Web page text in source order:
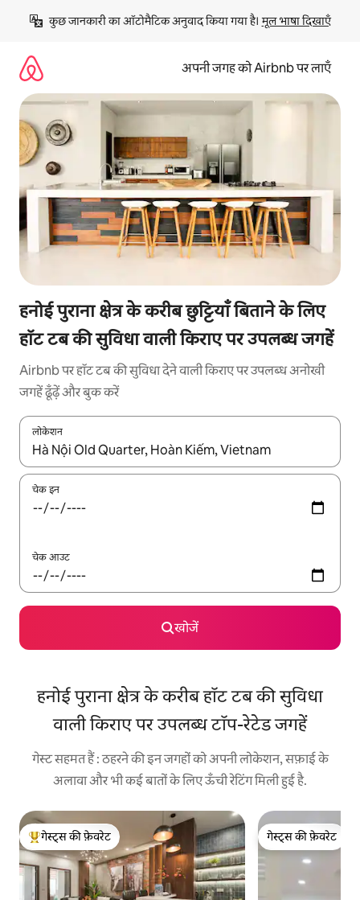
छोड़कर
कॉन्टेंट
कुछ जानकारी का ऑटोमैटिक अनुवाद किया गया है। मूल भाषा दिखाएँ
अपनी जगह को Airbnb पर लाएँ
हनोई पुराना क्षेत्र के करीब छुट्टियाँ बिताने के लिए
हॉट टब की सुविधा वाली किराए पर उपलब्ध जगहें
Airbnb पर हॉट टब की सुविधा देने वाली किराए पर उपलब्ध अनोखी
जगहें ढूँढ़ें और बुक करें
लोकेशन
नतीजों के उपलब्ध होने पर, अप और डाउन 'ऐरो की' का इस्तेमाल करके नेविगेट
चेक इन
चेक आउट
खोजें
हनोई पुराना क्षेत्र के करीब हॉट टब की सुविधा
वाली किराए पर उपलब्ध टॉप-रेटेड जगहें
गेस्ट सहमत हैं : ठहरने की इन जगहों को अपनी लोकेशन, सफ़ाई के
अलावा और भी कई बातों के लिए ऊँची रेटिंग मिली हुई है.
गेस्ट्स का टॉप फ़ेवरेट
गेस्ट्स की फ़ेवरेट
गेस्ट्स की फ़ेवरेट
गेस्ट्स की फ़ेवरेट